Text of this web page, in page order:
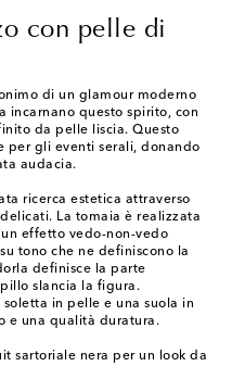
con pelle di
di un glamour moderno
incarnano questo spirito, con
da pelle liscia. Questo
per gli eventi serali, donando
audacia.
ricerca estetica attraverso
La tomaia è realizzata
effetto vedo-non-vedo
tono che ne definiscono la
definisce la parte
slancia la figura.
in pelle e una suola in
e una qualità duratura.
sartoriale nera per un look da